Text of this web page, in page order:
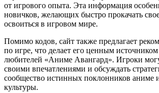
от игрового опыта. Эта информация
новичков, желающих быстро прокачать
освоиться в игровом мире.
Помимо кодов, сайт также предлагает
по игре, что делает его ценным
любителей «Аниме Авангард». Игроки
своими впечатлениями и обсуждать
сообщество истинных поклонников аниме
культуры.